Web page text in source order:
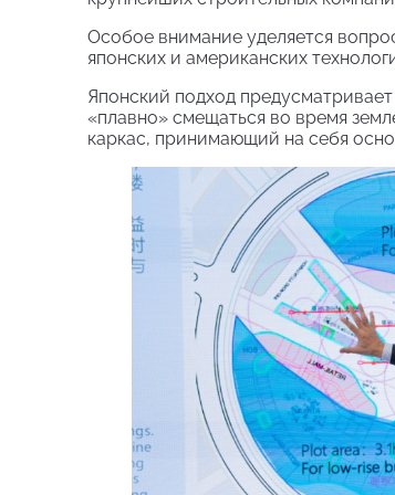
Особое внимание уделяется
японских и американских
Японский подход
«плавно» смещаться во время
каркас, принимающий на себя